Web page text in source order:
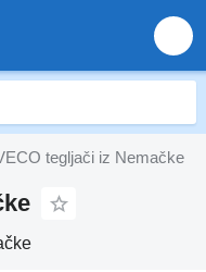
tegljači iz Nemačke